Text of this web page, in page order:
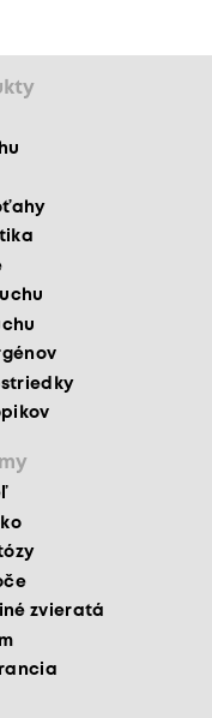
zvieratá